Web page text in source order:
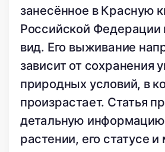
занесённое в Красную
Российской Федерации
вид. Его выживание
зависит от сохранения
природных условий, в
произрастает. Статья
детальную информацию
растении, его статусе и